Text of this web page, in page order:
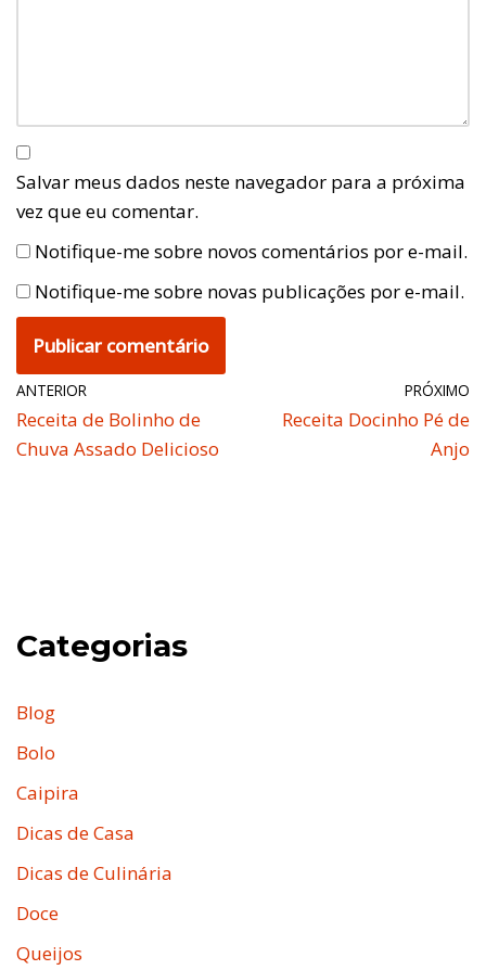
Salvar meus dados neste navegador para a próxima
vez que eu comentar.
Notifique-me sobre novos comentários por e-mail.
Notifique-me sobre novas publicações por e-mail.
ANTERIOR
Receita de Bolinho de
Chuva Assado Delicioso
PRÓXIMO
Receita Docinho Pé de
Anjo
Categorias
Blog
Bolo
Caipira
Dicas de Casa
Dicas de Culinária
Doce
Queijos